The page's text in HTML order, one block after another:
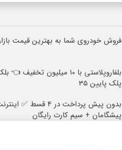
فروش خودروی شما به بهترین قیمت
پلک پایین 35
پیشگامان + سیم کارت رایگان